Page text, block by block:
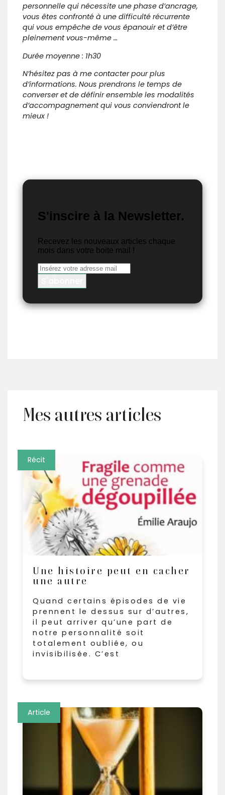
personnelle qui nécessite une phase d’ancrage,
vous êtes confronté à une difficulté récurrente
qui vous empêche de vous épanouir et d’être
pleinement vous-même …
Durée moyenne : 1h30
N’hésitez pas à me contacter pour plus
d’informations. Nous prendrons le temps de
converser et de définir ensemble les modalités
d’accompagnement qui vous conviendront le
mieux !
S'inscire à la Newsletter.
Recevez les nouveaux articles chaque
mois dans votre boite mail !
Mes autres articles
Une histoire peut en cacher
une autre
Quand certains épisodes de vie
prennent le dessus sur d’autres,
il peut arriver qu’une part de
notre personnalité soit
totalement oubliée, ou
invisibilisée. C’est
Récit
Article